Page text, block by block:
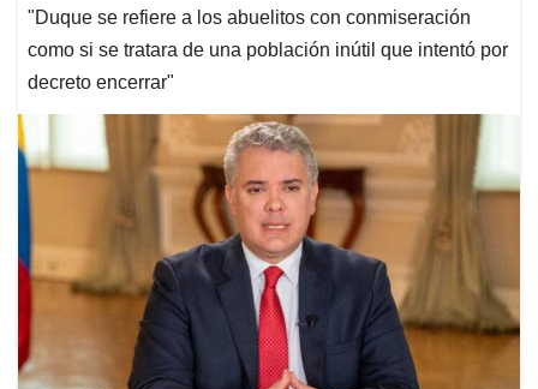
"Duque se refiere a los abuelitos con conmiseración
como si se tratara de una población inútil que intentó por
decreto encerrar"